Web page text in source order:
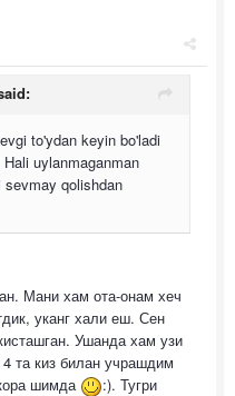
to'ydan keyin bo'ladi
uylanmaganman
sevmay qolishdan
Мани хам ота-онам хеч
уканг хали еш. Сен
Ушанда хам узи
та киз билан учрашдим
шимда
:). Тугри